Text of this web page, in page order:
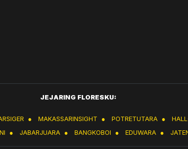
JEJARING FLORESKU:
● MAKASSARINSIGHT ● POTRETUTARA ●
● JABARJUARA ● BANGKOBOI ● EDUWARA ●